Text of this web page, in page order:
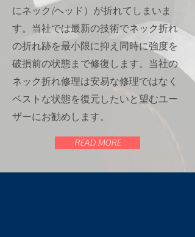
にネック(ヘッド）が折れてしまいま
す。当社では最新の技術でネック折れ
の折れ跡を最小限に抑え同時に強度を
破損前の状態まで修復します。当社の
ネック折れ修理は安易な修理ではなく
ベストな状態を復元したいと望むユー
ザーにお勧めします。
READ MORE